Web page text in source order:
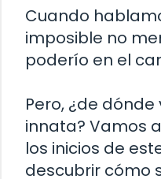
Cuando
imposible no
poderío en el
Pero, ¿de
innata? Vamos
los inicios de
descubrir cómo